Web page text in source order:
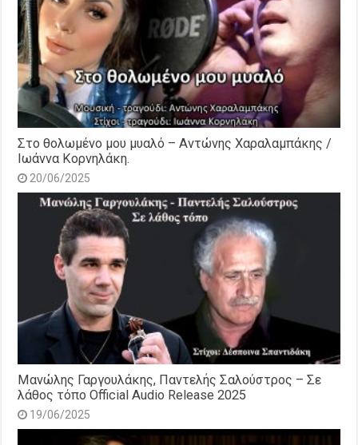
Στο θολωμένο μου μυαλό – Αντώνης Χαραλαμπάκης /
Ιωάννα Κορνηλάκη.
20/06/2025
Μανώλης Γαργουλάκης, Παντελής Σαλούστρος – Σε
λάθος τόπο Official Audio Release 2025
19/06/2025